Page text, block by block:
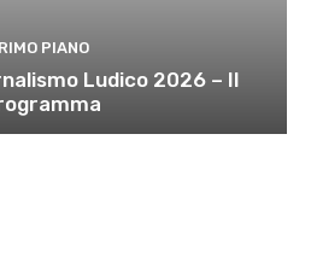
PIANO
Ludico 2026 – Il